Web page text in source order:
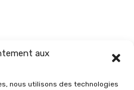
aux
nous utilisons des technologies